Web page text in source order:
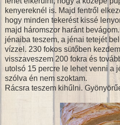
kenyereknél is. Majd fentről
hogy minden tekerést kissé
majd háromszor haránt
jénaiba teszem, a jénai tetejét
vízzel. 230 fokos sütőben
visszaveszem 200 fokra és
utolsó 15 percre le lehet venni a
szólva én nem szoktam.
Rácsra teszem kihűlni.